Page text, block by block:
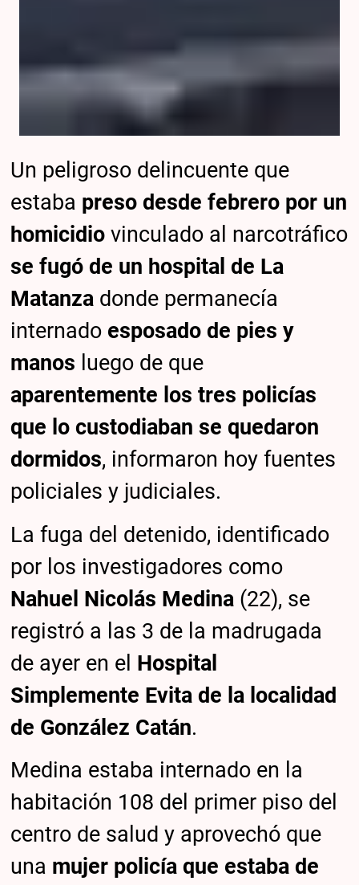
Un peligroso delincuente que
estaba preso desde febrero por un
homicidio vinculado al narcotráfico
se fugó de un hospital de La
Matanza donde permanecía
internado esposado de pies y
manos luego de que
aparentemente los tres policías
que lo custodiaban se quedaron
dormidos, informaron hoy fuentes
policiales y judiciales.
La fuga del detenido, identificado
por los investigadores como
Nahuel Nicolás Medina (22), se
registró a las 3 de la madrugada
de ayer en el Hospital
Simplemente Evita de la localidad
de González Catán.
Medina estaba internado en la
habitación 108 del primer piso del
centro de salud y aprovechó que
una mujer policía que estaba de